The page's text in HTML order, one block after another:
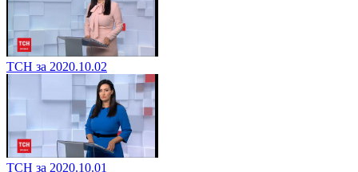
ТСН за 2020.10.02
ТСН за 2020.10.01